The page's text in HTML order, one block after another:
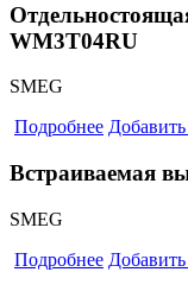
WM3T04RU
SMEG
Подробнее
Встраиваемая
SMEG
Подробнее